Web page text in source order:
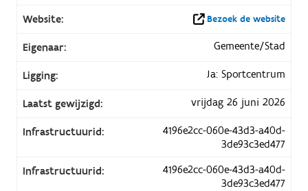
Website:
Bezoek de website
Eigenaar: Gemeente/Stad
Ligging: Ja: Sportcentrum
Laatst gewijzigd: vrijdag 26 juni 2026
Infrastructuurid:
4196e2cc-060e-43d3-a40d-
3de93c3ed477
Infrastructuurid:
4196e2cc-060e-43d3-a40d-
3de93c3ed477